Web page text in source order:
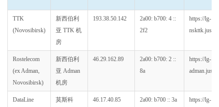
TTK
(Novosibirsk)
新西伯利
亚 TTK 机
房
193.38.50.142
2a00: b700: 4 ::
2f2
https://lg-
Rostelecom
(ex Adman,
Novosibirsk)
新西伯利
亚 Adman
机房
46.29.162.89
2a00: b700: 2 ::
8a
https://lg-
DataLine
莫斯科
46.17.40.85 2a00: b700 :: 3a
https://lg-